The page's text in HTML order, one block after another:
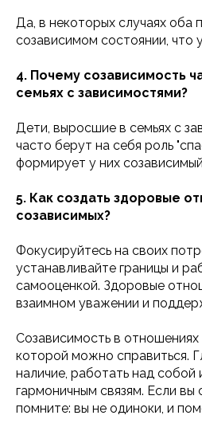
Да, в некоторых случаях оба
созависимом состоянии, что
4. Почему созависимость
семьях с зависимостями?
Дети, выросшие в семьях с
часто берут на себя роль
формирует у них
5. Как создать здоровые
созависимых?
Фокусируйтесь на своих
устанавливайте границы и
самооценкой. Здоровые
взаимном уважении и
Созависимость в
которой можно справиться.
наличие, работать над собой
гармоничным связям. Если вы
помните: вы не одиноки, и
ООО «ИСП»
125315, г. Москва,
пр-кт Ленинградский, д. 68, стр.
+7(499) 229-58-68,
+7 (495) 152-08-01
info@iomp.ru